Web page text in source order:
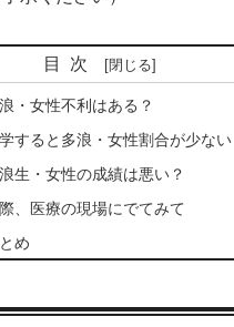
目次
・女性不利はある？
すると多浪・女性割合が少ない
生・女性の成績は悪い？
、医療の現場にでてみて
め